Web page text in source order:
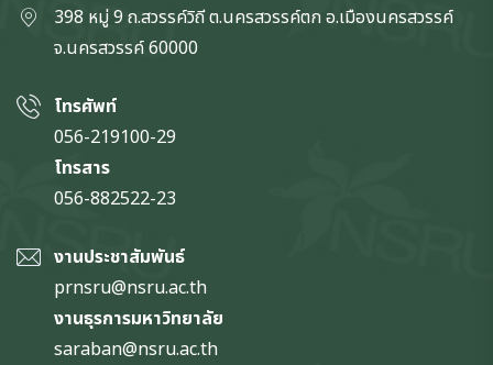
398 หมู่ 9 ถ.สวรรค์วิถี ต.นครสวรรค์ตก อ.เมืองนครสวรรค์
จ.นครสวรรค์60000
โทรศัพท์
056-219100-29
โทรสาร
056-882522-23
งานประชาสัมพันธ์
prnsru@nsru.ac.th
งานธุรการมหาวิทยาลัย
saraban@nsru.ac.th